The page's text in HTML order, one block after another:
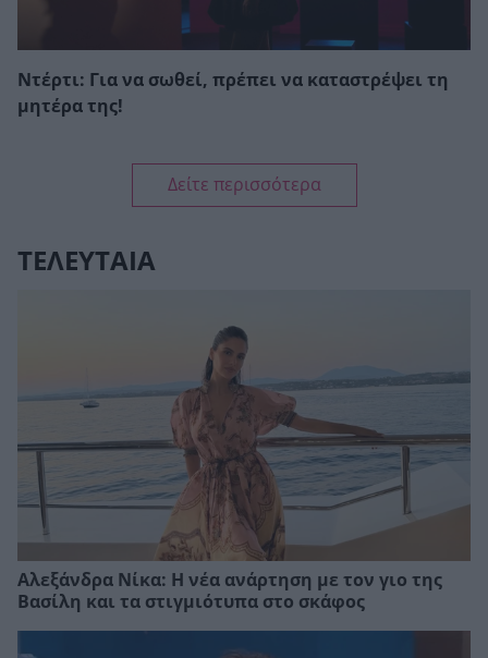
Ντέρτι: Για να σωθεί, πρέπει να καταστρέψει τη
μητέρα της!
Δείτε περισσότερα
ΤΕΛΕΥΤΑΙΑ
Αλεξάνδρα Νίκα: Η νέα ανάρτηση με τον γιο της
Βασίλη και τα στιγμιότυπα στο σκάφος